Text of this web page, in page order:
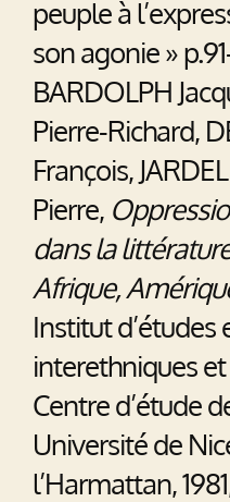
peuple à
son agonie »
BARDOLPH
Pierre-Richard,
François,
Pierre,
dans la
Afrique,
Institut d’études
interethniques
Centre d’étude
Université de
l’Harmattan,